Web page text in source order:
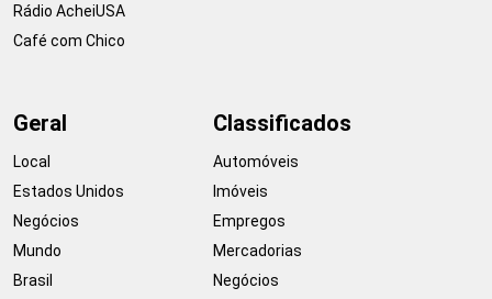
Rádio AcheiUSA
Café com Chico
Geral
Local
Estados Unidos
Negócios
Mundo
Brasil
Classificados
Automóveis
Imóveis
Empregos
Mercadorias
Negócios